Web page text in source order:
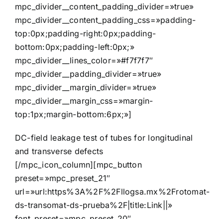
mpc_divider__content_padding_divider=»true»
mpc_divider__content_padding_css=»padding-
top:0px;padding-right:0px;padding-
bottom:0px;padding-left:0px;»
mpc_divider__lines_color=»#f7f7f7″
mpc_divider__padding_divider=»true»
mpc_divider__margin_divider=»true»
mpc_divider__margin_css=»margin-
top:1px;margin-bottom:6px;»]
DC-field leakage test of tubes for longitudinal
and transverse defects
[/mpc_icon_column][mpc_button
preset=»mpc_preset_21″
url=»url:https%3A%2F%2Fllogsa.mx%2Frotomat-
ds-transomat-ds-prueba%2F|title:Link||»